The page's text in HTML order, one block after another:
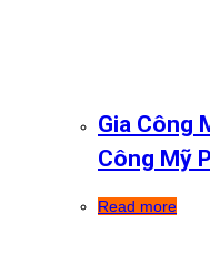
Gia Công
Công Mỹ
Read more